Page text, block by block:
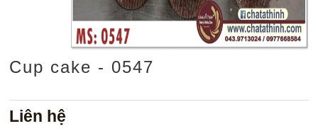
Cup cake - 0547
Liên hệ